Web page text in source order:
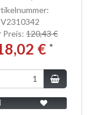
V2310342
Preis: 120,43 €
€ *